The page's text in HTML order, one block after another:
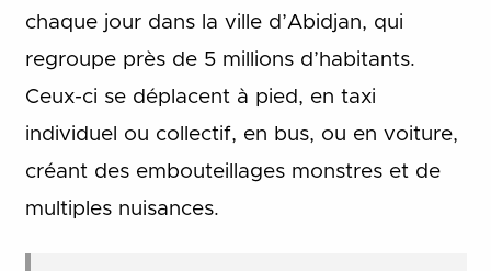
chaque jour dans la ville d’Abidjan, qui
regroupe près de 5 millions d’habitants.
Ceux-ci se déplacent à pied, en taxi
individuel ou collectif, en bus, ou en voiture,
créant des embouteillages monstres et de
multiples nuisances.